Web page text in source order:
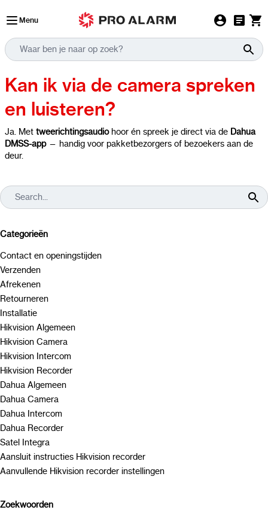
Menu
Kan ik via de camera spreken
en luisteren?
Ja. Met tweerichtingsaudiohoor én spreek je direct via de Dahua
DMSS-app— handig voor pakketbezorgers of bezoekers aan de
deur.
Categorieën
Contact en openingstijden
Verzenden
Afrekenen
Retourneren
Installatie
Hikvision Algemeen
Hikvision Camera
Hikvision Intercom
Hikvision Recorder
Dahua Algemeen
Dahua Camera
Dahua Intercom
Dahua Recorder
Satel Integra
Aansluit instructies Hikvision recorder
Aanvullende Hikvision recorder instellingen
Zoekwoorden